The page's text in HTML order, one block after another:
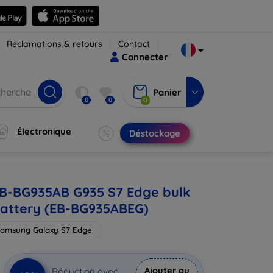
Réclamations & retours Contact
Connecter
0 0 0
Panier
Électronique Déstockage
BG935AB G935 S7 Edge bulk
(EB-BG935ABEG)
Galaxy S7 Edge
Ajouter au